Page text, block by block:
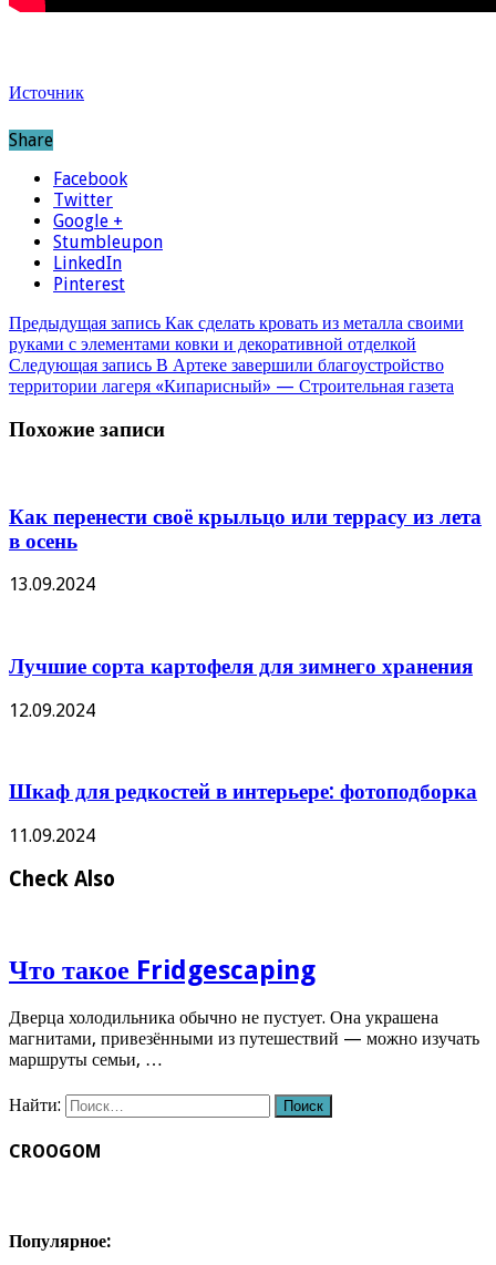
Источник
Share
Facebook
Twitter
Google +
Stumbleupon
LinkedIn
Pinterest
Предыдущая запись Как сделать кровать из металла своими
руками с элементами ковки и декоративной отделкой
Следующая запись В Артеке завершили благоустройство
территории лагеря «Кипарисный» — Строительная газета
Похожие записи
Как перенести своё крыльцо или террасу из лета
в осень
13.09.2024
Лучшие сорта картофеля для зимнего хранения
12.09.2024
Шкаф для редкостей в интерьере: фотоподборка
11.09.2024
Check Also
Что такое Fridgescaping
Дверца холодильника обычно не пустует. Она украшена
магнитами, привезёнными из путешествий — можно изучать
маршруты семьи, …
Найти:
CROOGOM
Популярное: